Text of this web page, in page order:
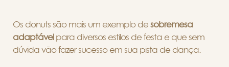
Os donuts são mais um exemplo de sobremesa
adaptável para diversos estilos de festa e que sem
dúvida vão fazer sucesso em sua pista de dança.